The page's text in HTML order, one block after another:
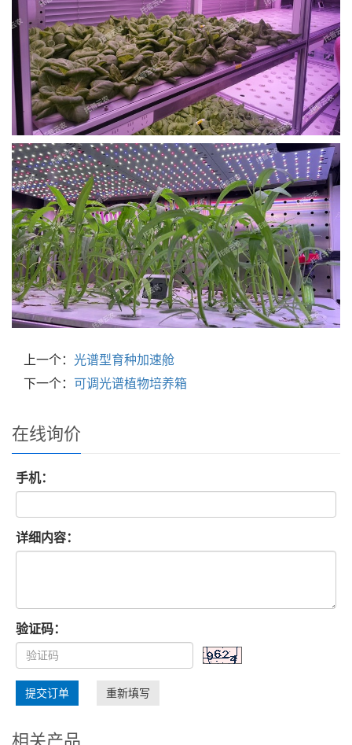
上一个： 光谱型育种加速舱
下一个： 可调光谱植物培养箱
在线询价
手机：
详细内容：
验证码：
提交订单 重新填写
相关产品